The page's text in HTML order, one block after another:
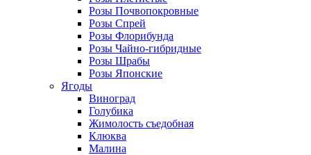
Розы Почвопокровные
Розы Спрей
Розы Флорибунда
Розы Чайно-гибридные
Розы Шрабы
Розы Японские
Ягоды
Виноград
Голубика
Жимолость съедобная
Клюква
Малина